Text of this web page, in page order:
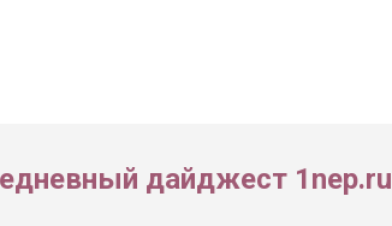
дайджест 1nep.ru